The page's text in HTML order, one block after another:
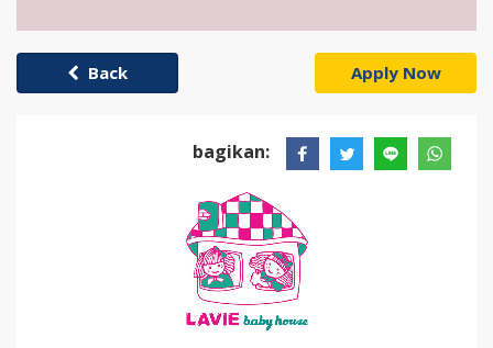
Back Apply Now
bagikan: